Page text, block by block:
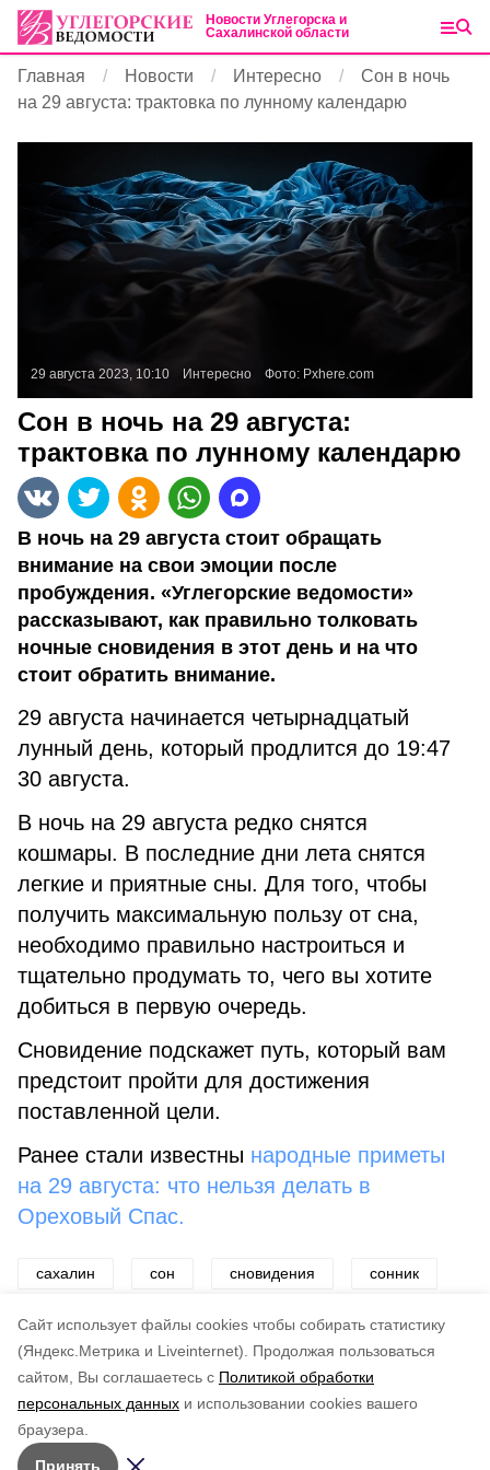
Cайт использует файлы cookies чтобы собирать статистику
(Яндекс.Метрика и Liveinternet).
Продолжая пользоваться
сайтом, Вы соглашаетесь с Политикой обработки
персональных данных и использовании cookies вашего
браузера.
Принять
Подписывайтесь на наш Telegram
канал
Рассказываем о главном в районе. Самая актуальная
Новости Углегорска и
Сахалинской области
Главная Новости Интересно
Сон в ночь
на 29 августа: трактовка по лунному календарю
29 августа 2023, 10:10 Интересно Фото: Pxhere.com
Сон в ночь на 29 августа:
трактовка по лунному календарю
В ночь на 29 августа стоит обращать
внимание на свои эмоции после
пробуждения. «Углегорские ведомости»
рассказывают, как правильно толковать
ночные сновидения в этот день и на что
стоит обратить внимание.
29 августа начинается четырнадцатый
лунный день, который продлится до 19:47
30 августа.
В ночь на 29 августа редко снятся
кошмары. В последние дни лета снятся
легкие и приятные сны. Для того, чтобы
получить максимальную пользу от сна,
необходимо правильно настроиться и
тщательно продумать то, чего вы хотите
добиться в первую очередь.
Сновидение подскажет путь, который вам
предстоит пройти для достижения
поставленной цели.
Ранее стали известны народные приметы
на 29 августа: что нельзя делать в
Ореховый Спас.
сахалин сон сновидения сонник
луна календарь
по оценке
5